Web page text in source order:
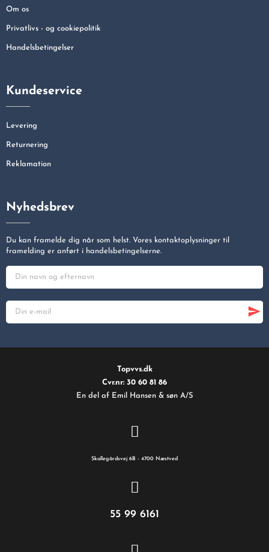
Om os
Privatlivs - og cookiepolitik
Handelsbetingelser
Kundeservice
Levering
Returnering
Reklamation
Nyhedsbrev
Du kan framelde dig når som helst. Vores kontaktoplysninger til
framelding er anført i handelsbetingelserne.
Topvvs.dk
Cvr.nr: 30 60 81 86
En del af Emil Hansen & søn A/S
Skallegårdsvej 6B - 4700 Næstved
55 99 6161